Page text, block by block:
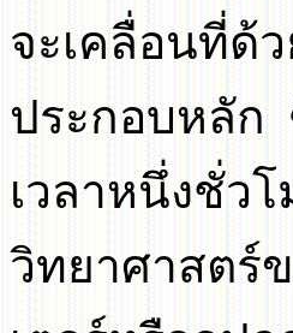
จะเคลื่อนที่ด้
ประกอบหลัก
เวลาหนึ่งชั่ว
วิทยาศาสตร์